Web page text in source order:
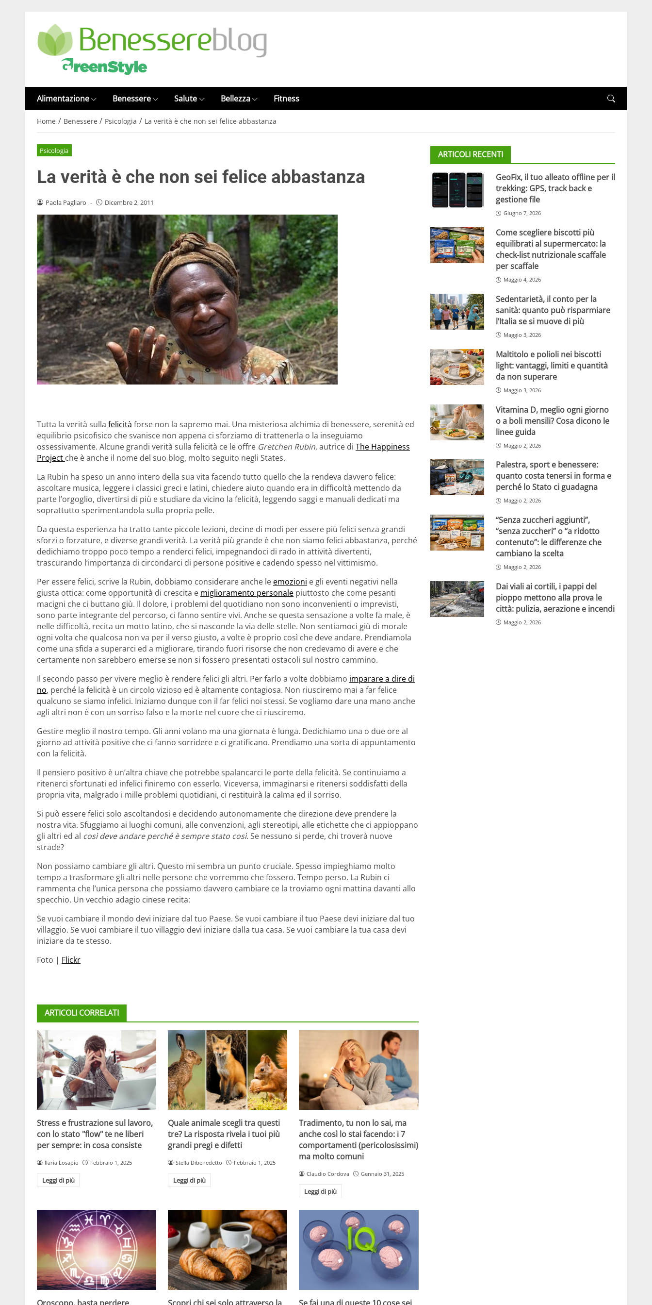
Alimentazione Benessere Salute Bellezza Fitness
Home / Benessere / Psicologia / La verità è che non sei felice abbastanza
Psicologia
La verità è che non sei felice abbastanza
Paola Pagliaro - Dicembre 2, 2011
Tutta la verità sulla felicità forse non la sapremo mai. Una misteriosa alchimia di benessere, serenità ed
equilibrio psicofisico che svanisce non appena ci sforziamo di trattenerla o la inseguiamo
ossessivamente. Alcune grandi verità sulla felicità ce le offre Gretchen Rubin, autrice di The Happiness
Project che è anche il nome del suo blog, molto seguito negli States.
La Rubin ha speso un anno intero della sua vita facendo tutto quello che la rendeva davvero felice:
ascoltare musica, leggere i classici greci e latini, chiedere aiuto quando era in difficoltà mettendo da
parte l’orgoglio, divertirsi di più e studiare da vicino la felicità, leggendo saggi e manuali dedicati ma
soprattutto sperimentandola sulla propria pelle.
Da questa esperienza ha tratto tante piccole lezioni, decine di modi per essere più felici senza grandi
sforzi o forzature, e diverse grandi verità. La verità più grande è che non siamo felici abbastanza, perché
dedichiamo troppo poco tempo a renderci felici, impegnandoci di rado in attività divertenti,
trascurando l’importanza di circondarci di persone positive e cadendo spesso nel vittimismo.
Per essere felici, scrive la Rubin, dobbiamo considerare anche le emozioni e gli eventi negativi nella
giusta ottica: come opportunità di crescita e miglioramento personale piuttosto che come pesanti
macigni che ci buttano giù. Il dolore, i problemi del quotidiano non sono inconvenienti o imprevisti,
sono parte integrante del percorso, ci fanno sentire vivi. Anche se questa sensazione a volte fa male, è
nelle difficoltà, recita un motto latino, che si nasconde la via delle stelle. Non sentiamoci giù di morale
ogni volta che qualcosa non va per il verso giusto, a volte è proprio così che deve andare. Prendiamola
come una sfida a superarci ed a migliorare, tirando fuori risorse che non credevamo di avere e che
certamente non sarebbero emerse se non si fossero presentati ostacoli sul nostro cammino.
Il secondo passo per vivere meglio è rendere felici gli altri. Per farlo a volte dobbiamo imparare a dire di
no, perché la felicità è un circolo vizioso ed è altamente contagiosa. Non riusciremo mai a far felice
qualcuno se siamo infelici. Iniziamo dunque con il far felici noi stessi. Se vogliamo dare una mano anche
agli altri non è con un sorriso falso e la morte nel cuore che ci riusciremo.
Gestire meglio il nostro tempo. Gli anni volano ma una giornata è lunga. Dedichiamo una o due ore al
giorno ad attività positive che ci fanno sorridere e ci gratificano. Prendiamo una sorta di appuntamento
con la felicità.
Il pensiero positivo è un’altra chiave che potrebbe spalancarci le porte della felicità. Se continuiamo a
ritenerci sfortunati ed infelici finiremo con esserlo. Viceversa, immaginarsi e ritenersi soddisfatti della
propria vita, malgrado i mille problemi quotidiani, ci restituirà la calma ed il sorriso.
Si può essere felici solo ascoltandosi e decidendo autonomamente che direzione deve prendere la
nostra vita. Sfuggiamo ai luoghi comuni, alle convenzioni, agli stereotipi, alle etichette che ci appioppano
gli altri ed al così deve andare perché è sempre stato così. Se nessuno si perde, chi troverà nuove
strade?
Non possiamo cambiare gli altri. Questo mi sembra un punto cruciale. Spesso impieghiamo molto
tempo a trasformare gli altri nelle persone che vorremmo che fossero. Tempo perso. La Rubin ci
rammenta che l’unica persona che possiamo davvero cambiare ce la troviamo ogni mattina davanti allo
specchio. Un vecchio adagio cinese recita:
Se vuoi cambiare il mondo devi iniziare dal tuo Paese. Se vuoi cambiare il tuo Paese devi iniziare dal tuo
villaggio. Se vuoi cambiare il tuo villaggio devi iniziare dalla tua casa. Se vuoi cambiare la tua casa devi
iniziare da te stesso.
Foto | Flickr
ARTICOLI CORRELATI
Stress e frustrazione sul lavoro,
con lo stato "flow" te ne liberi
per sempre: in cosa consiste
Ilaria Losapio Febbraio 1, 2025
Leggi di più
Quale animale scegli tra questi
tre? La risposta rivela i tuoi più
grandi pregi e difetti
Stella Dibenedetto Febbraio 1, 2025
Leggi di più
Tradimento, tu non lo sai, ma
anche così lo stai facendo: i 7
comportamenti (pericolosissimi)
ma molto comuni
Claudio Cordova Gennaio 31, 2025
Leggi di più
Oroscopo, basta perdere Scopri chi sei solo attraverso la Se fai una di queste 10 cose sei
ARTICOLI RECENTI
GeoFix, il tuo alleato offline per il
trekking: GPS, track back e
gestione file
Giugno 7, 2026
Come scegliere biscotti più
equilibrati al supermercato: la
check-list nutrizionale scaffale
per scaffale
Maggio 4, 2026
Sedentarietà, il conto per la
sanità: quanto può risparmiare
l’Italia se si muove di più
Maggio 3, 2026
Maltitolo e polioli nei biscotti
light: vantaggi, limiti e quantità
da non superare
Maggio 3, 2026
Vitamina D, meglio ogni giorno
o a boli mensili? Cosa dicono le
linee guida
Maggio 2, 2026
Palestra, sport e benessere:
quanto costa tenersi in forma e
perché lo Stato ci guadagna
Maggio 2, 2026
“Senza zuccheri aggiunti”,
“senza zuccheri” o “a ridotto
contenuto”: le differenze che
cambiano la scelta
Maggio 2, 2026
Dai viali ai cortili, i pappi del
pioppo mettono alla prova le
città: pulizia, aerazione e incendi
Maggio 2, 2026